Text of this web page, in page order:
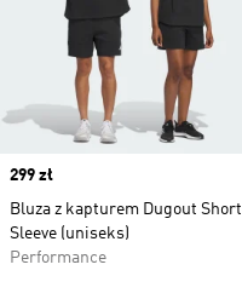
Price
299 zł
Bluza z kapturem Dugout Short
Sleeve (uniseks)
Performance